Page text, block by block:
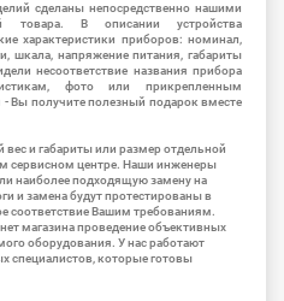
сделаны непосредственно нашими
товара. В описании устройства
характеристики приборов: номинал,
шкала, напряжение питания, габариты
несоответствие названия прибора
фото или прикрепленным
Вы получите полезный подарок вместе
и габариты или размер отдельной
сервисном центре. Наши инженеры
наиболее подходящую замену на
и замена будут протестированы в
соответствие Вашим требованиям.
магазина проведение объективных
оборудования. У нас работают
специалистов, которые готовы